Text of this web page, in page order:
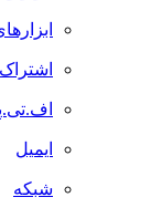
ایمیل
شبکه